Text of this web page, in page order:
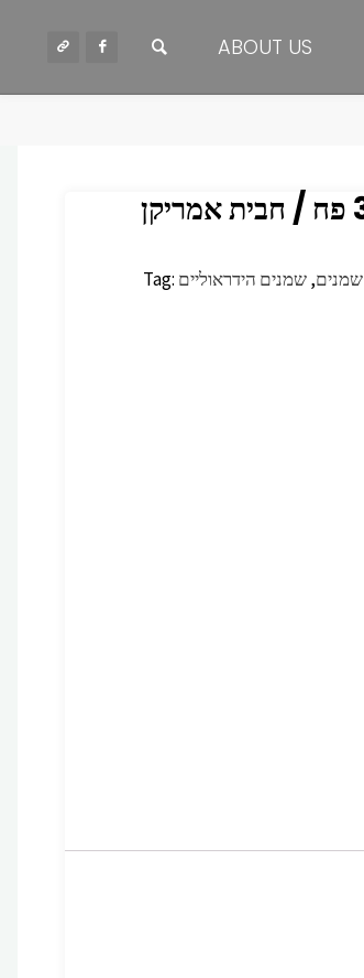
ABOUT US
שמן הדראולי 32 פח / חבית אמריקן
שמנים,שמנים הידראוליים Tag: